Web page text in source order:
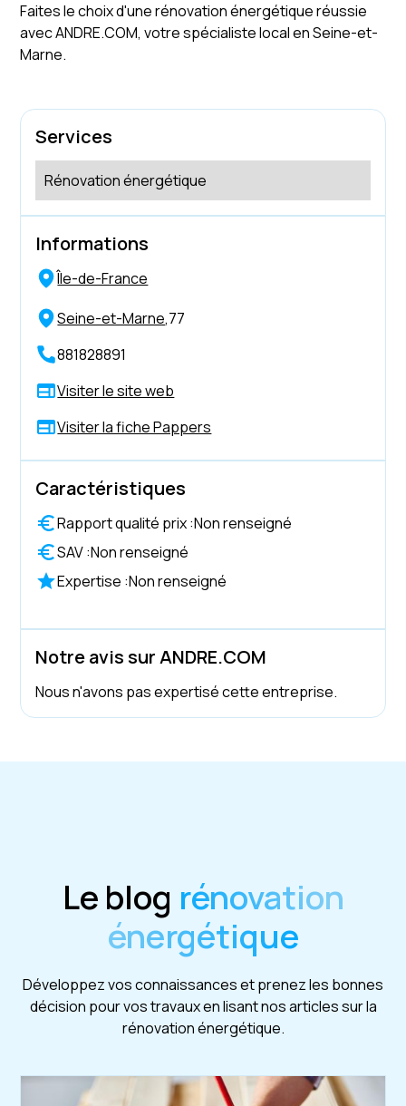
Faites le choix d'une rénovation énergétique réussie
avec ANDRE.COM, votre spécialiste local en Seine-et-
Marne.
Services
Rénovation énergétique
Informations
Île-de-France
Seine-et-Marne,77
881828891
Visiter le site web
Visiter la fiche Pappers
Caractéristiques
Rapport qualité prix :Non renseigné
SAV :Non renseigné
Expertise :Non renseigné
Notre avis sur ANDRE.COM
Nous n'avons pas expertisé cette entreprise.
Le blog rénovation
énergétique
Développez vos connaissances et prenez les bonnes
décision pour vos travaux en lisant nos articles sur la
rénovation énergétique.